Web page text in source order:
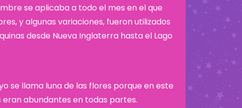
se aplicaba a todo el mes en el que
y algunas variaciones, fueron utilizados
desde Nueva Inglaterra hasta el Lago
se llama luna de las flores porque en este
abundantes en todas partes.